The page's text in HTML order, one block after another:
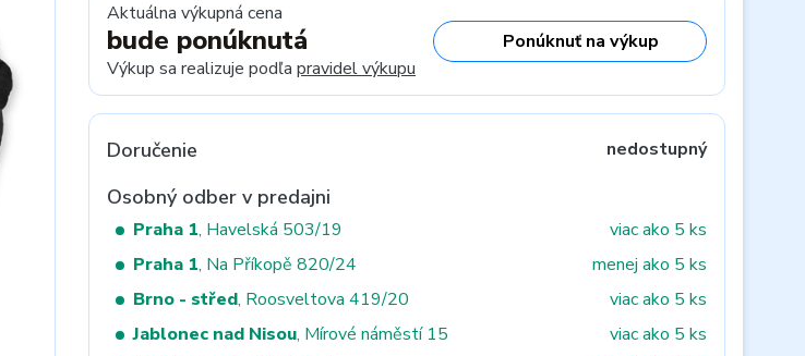
Aktuálna výkupná cena
bude ponúknutá
Výkup sa realizuje podľa pravidel výkupu
Ponúknuť na výkup
Doručenie nedostupný
Osobný odber v predajni
Praha 1, Havelská 503/19
viac ako 5 ks
Praha 1, Na Příkopě 820/24
menej ako 5 ks
Brno - střed, Roosveltova 419/20
viac ako 5 ks
Jablonec nad Nisou, Mírové náměstí 15
viac ako 5 ks